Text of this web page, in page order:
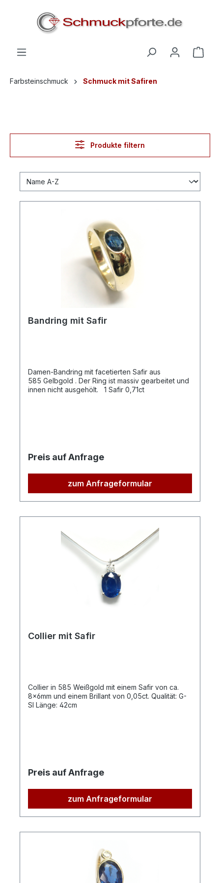
springen
Farbsteinschmuck Schmuck mit Safiren
Produkte filtern
Bandring mit Safir
Damen-Bandring mit facetierten Safir aus
585 Gelbgold . Der Ring ist massiv gearbeitet und
innen nicht ausgehölt. 1 Safir 0,71ct
Preis auf Anfrage
zum Anfrageformular
Collier mit Safir
Collier in 585 Weißgold mit einem Safir von ca.
8x6mm und einem Brillant von 0,05ct. Qualität: G-
SI Länge: 42cm
Preis auf Anfrage
zum Anfrageformular